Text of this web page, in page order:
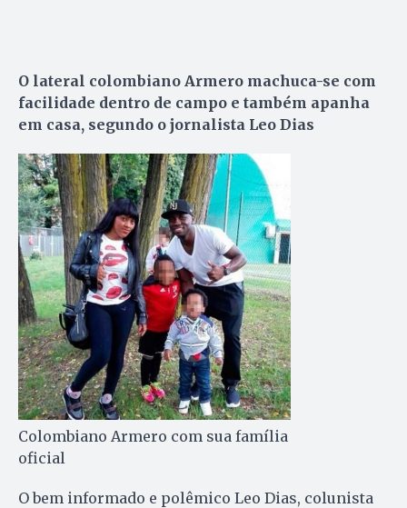
O lateral colombiano Armero machuca-se com
facilidade dentro de campo e também apanha
em casa, segundo o jornalista Leo Dias
Colombiano Armero com sua família
oficial
O bem informado e polêmico Leo Dias, colunista